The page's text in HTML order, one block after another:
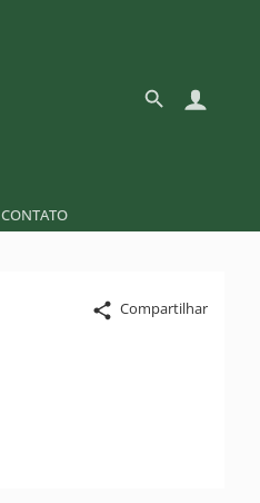
CONTATO
Compartilhar